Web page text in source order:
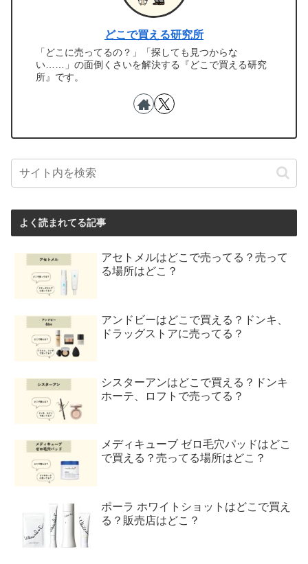
どこで買える研究所
「どこに売ってるの？」「探しても見つからな
い……」の面倒くさいを解決する『どこで買える研究
所』です。
よく読まれてる記事
アセトメルはどこで売ってる？売って
る場所はどこ？
アンドビーはどこで買える？ドンキ、
ドラッグストアに売ってる？
シスターアンはどこで買える？ドンキ
ホーテ、ロフトで売ってる？
メディキューブ ゼロ毛穴パッドはどこ
で買える？売ってる場所はどこ？
ポーラ ホワイトショットはどこで買え
る？販売店はどこ？